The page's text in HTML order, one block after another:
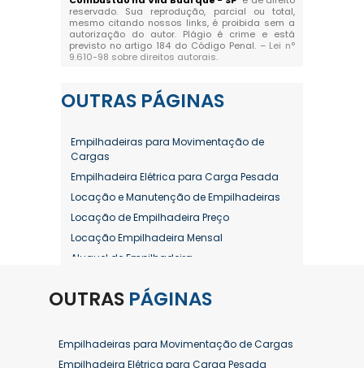
reservado. Sua reprodução, parcial ou total,
mesmo citando nossos links, é proibida sem a
autorização do autor. Plágio é crime e está
previsto no artigo 184 do Código Penal. – Lei n°
9.610-98 sobre direitos autorais.
OUTRAS PÁGINAS
Empilhadeiras para Movimentação de
Cargas
Empilhadeira Elétrica para Carga Pesada
Locação e Manutenção de Empilhadeiras
Locação de Empilhadeira Preço
Locação Empilhadeira Mensal
Aluguel de Empilhadeira
Aluguel de Empilhadeira Diária Valor
Aluguel de Empilhadeira Elétrica Preço
Aluguel de Empilhadeira Mensal
OUTRAS PÁGINAS
Empilhadeiras para Movimentação de Cargas
Empilhadeira Elétrica para Carga Pesada